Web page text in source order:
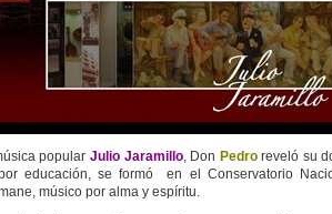
popular Julio Jaramillo, Don Pedroreveló su
educación, se formó en el Conservatorio
músico por alma y espíritu.